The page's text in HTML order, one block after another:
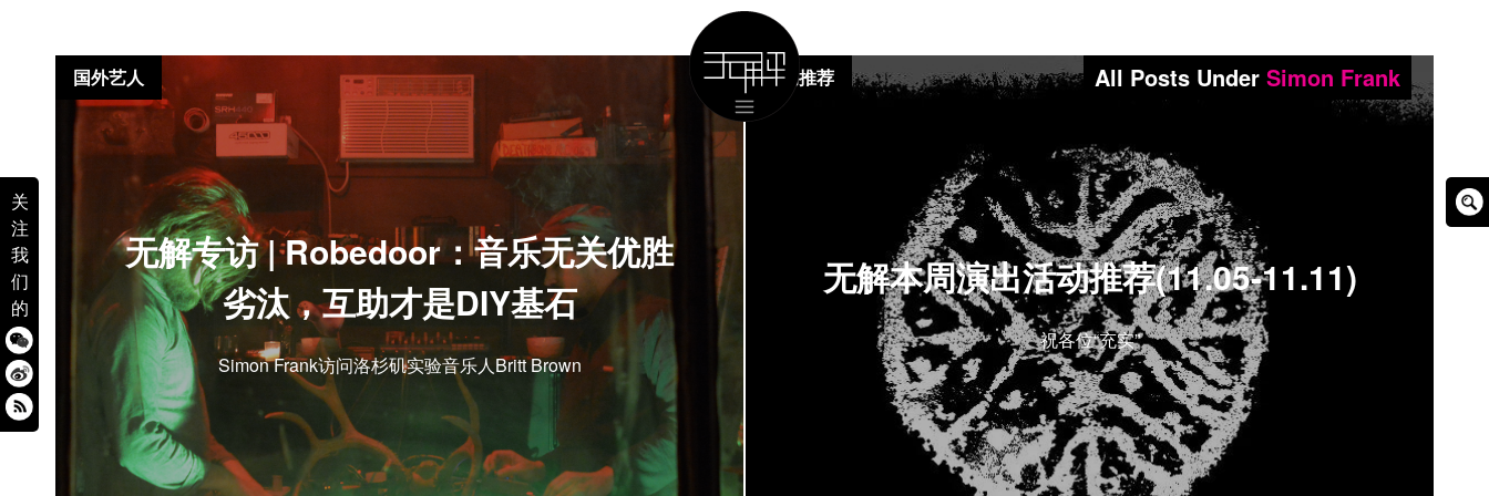
关
注
我
们
的
All Posts Under Simon Frank
无解专访 | Robedoor：音乐无关优胜
劣汰，互助才是DIY基石
Simon Frank访问洛杉矶实验音乐人Britt Brown
国外艺人
无解本周演出活动推荐(11.05-11.11)
祝各位“充实”
活动推荐